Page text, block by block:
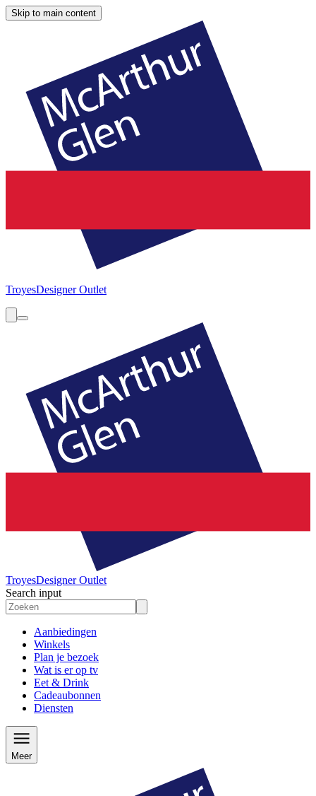
Skip to main content
TroyesDesigner Outlet
TroyesDesigner Outlet
Search input
Aanbiedingen
Winkels
Plan je bezoek
Wat is er op tv
Eet & Drink
Cadeaubonnen
Diensten
Meer